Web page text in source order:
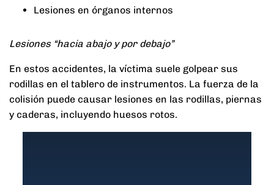
Lesiones en órganos internos
Lesiones “hacia abajo y por debajo”
En estos accidentes, la víctima suele golpear sus
rodillas en el tablero de instrumentos. La fuerza de la
colisión puede causar lesiones en las rodillas, piernas
y caderas, incluyendo huesos rotos.